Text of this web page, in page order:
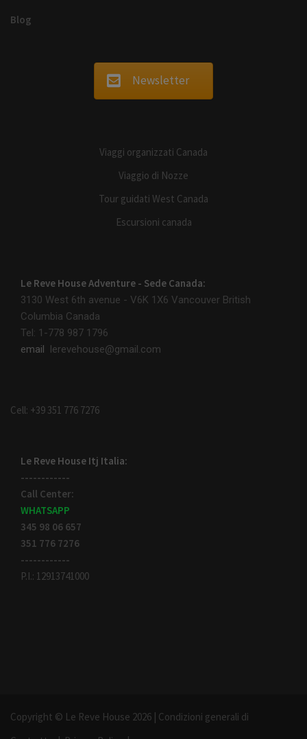
Blog
Newsletter
Viaggi organizzati Canada
Viaggio di Nozze
Tour guidati West Canada
Escursioni canada
Le Reve House Adventure - Sede Canada:
3130 West 6th avenue - V6K 1X6 Vancouver British
Columbia Canada
Tel: 1-778 987 1796
email lerevehouse@gmail.com
Cell: +39 351 776 7276
Le Reve House Itj Italia:
------------
Call Center:
WHATSAPP
345 98 06 657
351 776 7276
------------
P.I.: 12913741000
Copyright © Le Reve House 2026 | Condizioni generali di